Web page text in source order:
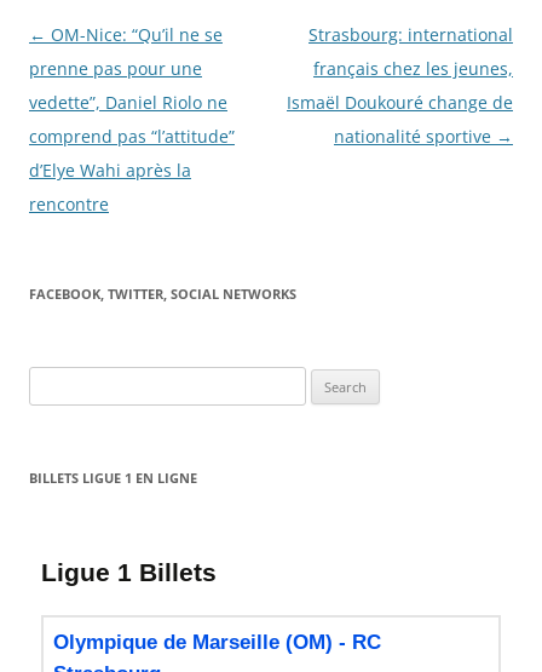
Post
navigation
← OM-Nice: “Qu’il ne se
prenne pas pour une
vedette”, Daniel Riolo ne
comprend pas “l’attitude”
d’Elye Wahi après la
rencontre
Strasbourg: international
français chez les jeunes,
Ismaël Doukouré change de
nationalité sportive →
FACEBOOK, TWITTER, SOCIAL NETWORKS
for:
BILLETS LIGUE 1 EN LIGNE